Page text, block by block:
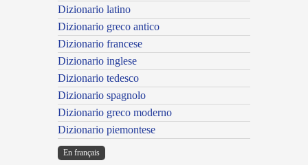
Dizionario latino
Dizionario greco antico
Dizionario francese
Dizionario inglese
Dizionario tedesco
Dizionario spagnolo
Dizionario greco moderno
Dizionario piemontese
En français